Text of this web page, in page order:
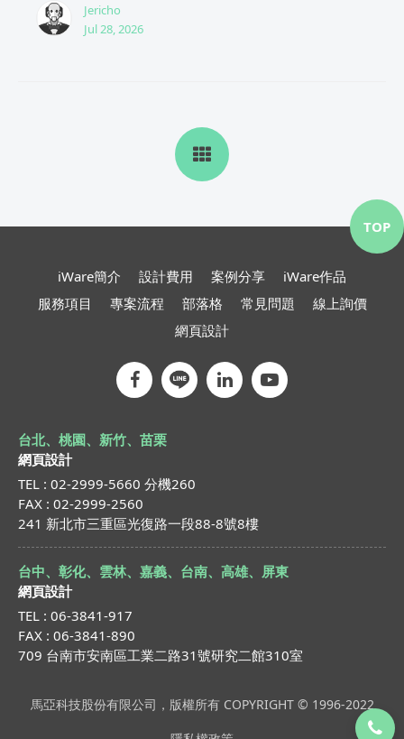
Jericho
Jul 28, 2026
iWare簡介 設計費用 案例分享
iWare作品
服務項目
專案流程 部落格 常見問題
線上詢價
網頁設計
台北、桃園、新竹、苗栗
網頁設計
TEL : 02-2999-5660 分機260
FAX : 02-2999-2560
241 新北市三重區光復路一段88-8號8樓
台中、彰化、雲林、嘉義、台南、高雄、屏東
網頁設計
TEL : 06-3841-917
FAX : 06-3841-890
709 台南市安南區工業二路31號研究二館310室
馬亞科技股份有限公司，版權所有 COPYRIGHT © 1996-2022
TOP